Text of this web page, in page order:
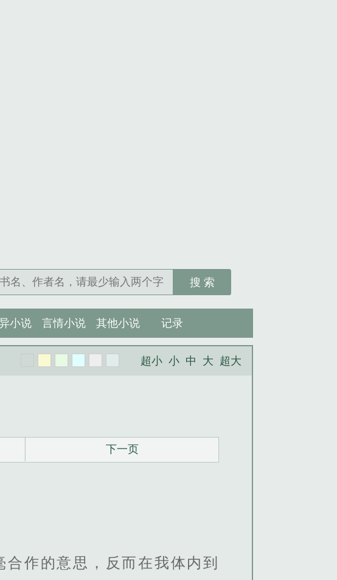
搜 索
小说 言情小说 其他小说 记录
超小 小 中 大 超大
下一页
作的意思，反而在我体内到